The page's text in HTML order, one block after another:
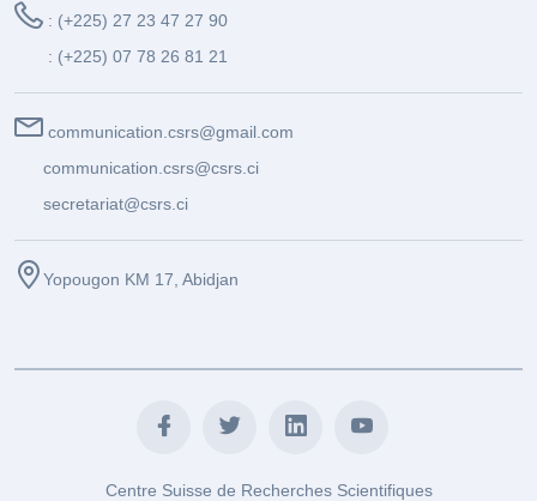
: (+225) 27 23 47 27 90
: (+225) 07 78 26 81 21
communication.csrs@gmail.com
communication.csrs@csrs.ci
secretariat@csrs.ci
Yopougon KM 17, Abidjan
Centre Suisse de Recherches Scientifiques